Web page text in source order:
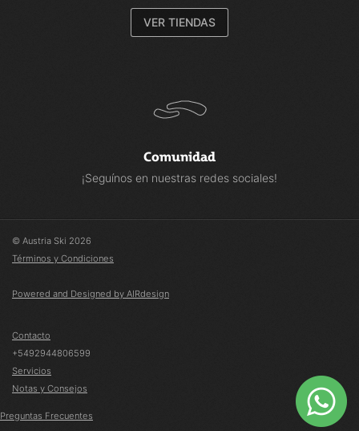
VER TIENDAS
Comunidad
¡Seguínos en nuestras redes sociales!
© Austria Ski 2026
Términos y Condiciones
Powered and Designed by AIRdesign
Contacto
+5492944806599
Servicios
Notas y Consejos
Preguntas Frecuentes